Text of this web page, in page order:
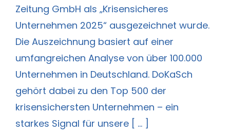
Zeitung GmbH als „Krisensicheres
Unternehmen 2025“ ausgezeichnet wurde.
Die Auszeichnung basiert auf einer
umfangreichen Analyse von über 100.000
Unternehmen in Deutschland. DoKaSch
gehört dabei zu den Top 500 der
krisensichersten Unternehmen – ein
starkes Signal für unsere [ ... ]